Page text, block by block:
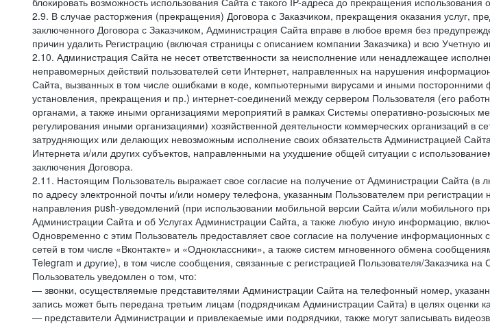
2.9. В случае расторжения (прекращения) Договора с Заказчиком, прекращения оказания услуг,
заключенного Договора с Заказчиком, Администрация Сайта вправе в любое время без
причин удалить Регистрацию (включая страницы с описанием компании Заказчика) и всю
2.10. Администрация Сайта не несет ответственности за неисполнение или ненадлежащее
неправомерных действий пользователей сети Интернет, направленных на нарушения
Сайта, вызванных в том числе ошибками в коде, компьютерными вирусами и иными посторонними
установления, прекращения и пр.) интернет-соединений между сервером Пользователя (его
органами, а также иными организациями мероприятий в рамках Системы оперативно-розыскных
регулирования иными организациями) хозяйственной деятельности коммерческих организаций в
затрудняющих или делающих невозможным исполнение своих обязательств Администрацией
Интернета и/или других субъектов, направленными на ухудшение общей ситуации с
заключения Договора.
2.11. Настоящим Пользователь выражает свое согласие на получение от Администрации Сайта
по адресу электронной почты и/или номеру телефона, указанным Пользователем при
направления push-уведомлений (при использовании мобильной версии Сайта и/или мобильного
Администрации Сайта и об Услугах Администрации Сайта, а также любую иную информацию,
Одновременно с этим Пользователь предоставляет свое согласие на получение
сетей в том числе «Вконтакте» и «Одноклассники», а также систем мгновенного обмена
Telegram и другие), в том числе сообщения, связанные с регистрацией Пользователя/Заказчика на
Пользователь уведомлен о том, что:
— звонки, осуществляемые представителями Администрации Сайта на телефонный номер,
запись может быть передана третьим лицам (подрядчикам Администрации Сайта) в целях оценки
— представители Администрации и привлекаемые ими подрядчики, также могут записывать